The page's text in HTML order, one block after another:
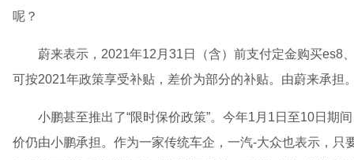
呢？
蔚来表示，2021年12月31日（含）前支付定金购买es8
可按2021年政策享受补贴，差价为部分的补贴。由蔚来承担
小鹏甚至推出了“限时保价政策”。今年1月1日至10日期
价仍由小鹏承担。作为一家传统车企，一汽-大众也表示，